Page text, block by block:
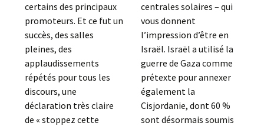
certains des principaux
promoteurs. Et ce fut un
succès, des salles
pleines, des
applaudissements
répétés pour tous les
discours, une
déclaration très claire
de « stoppez cette
centrales solaires – qui
vous donnent
l’impression d’être en
Israël. Israël a utilisé la
guerre de Gaza comme
prétexte pour annexer
également la
Cisjordanie, dont 60 %
sont désormais soumis